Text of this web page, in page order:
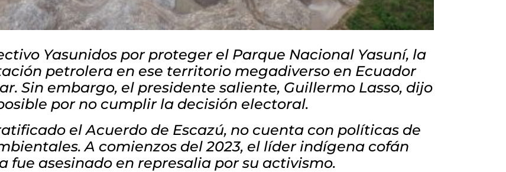
Yasunidos por proteger el Parque Nacional Yasuní, la
petrolera en ese territorio megadiverso en Ecuador
Sin embargo, el presidente saliente, Guillermo Lasso, dijo
por no cumplir la decisión electoral.
el Acuerdo de Escazú, no cuenta con políticas de
A comienzos del 2023, el líder indígena cofán
fue asesinado en represalia por su activismo.